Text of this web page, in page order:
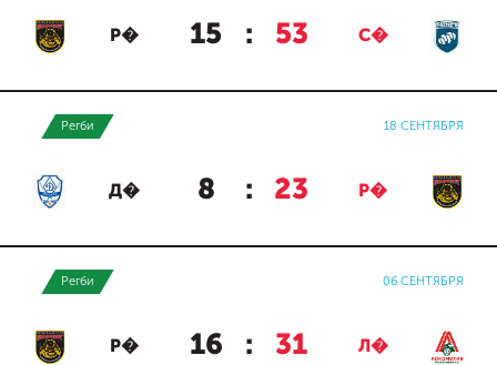
Р� 15 : 53 С�
Регби 18 СЕНТЯБРЯ
Д� 8 : 23 Р�
Регби 06 СЕНТЯБРЯ
Р� 16 : 31 Л�